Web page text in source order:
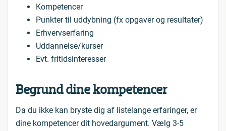
Kompetencer
Punkter til uddybning (fx opgaver og resultater)
Erhvervserfaring
Uddannelse/kurser
Evt. fritidsinteresser
Begrund dine kompetencer
Da du ikke kan bryste dig af listelange erfaringer, er
dine kompetencer dit hovedargument. Vælg 3-5